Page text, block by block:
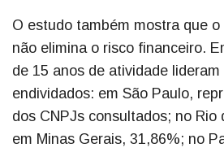
O estudo também mostra que
não elimina o risco financeiro.
de 15 anos de atividade
endividados: em São Paulo,
dos CNPJs consultados; no Rio
em Minas Gerais, 31,86%; no